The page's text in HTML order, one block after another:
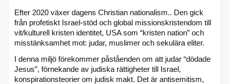
Efter 2020 växer dagens Christian nationalism.. Den gick
från profetiskt Israel-stöd och global missionskristendom till
vit/kulturell kristen identitet, USA som “kristen nation” och
misstänksamhet mot: judar, muslimer och sekulära eliter.
I denna miljö förekommer påståenden om att judar “dödade
Jesus”, förnekande av judiska rättigheter till Israel,
konspirationsteorier om judisk makt. Det är antisemitism,